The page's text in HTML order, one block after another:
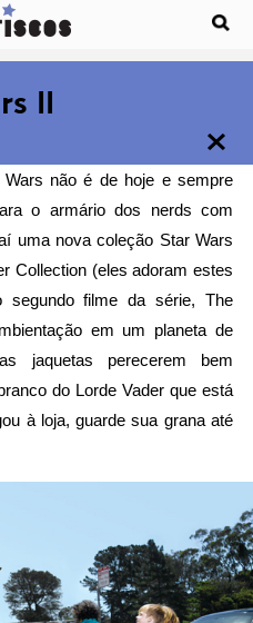
II
não é de hoje e sempre
o armário dos nerds com
uma nova coleção Star Wars
Collection (eles adoram estes
segundo filme da série, The
em um planeta de
jaquetas perecerem bem
do Lorde Vader que está
à loja, guarde sua grana até